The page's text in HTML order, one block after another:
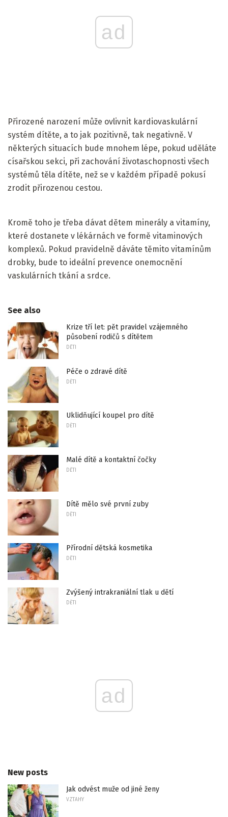
ad
Přirozené narození může ovlivnit kardiovaskulární
systém dítěte, a to jak pozitivně, tak negativně. V
některých situacích bude mnohem lépe, pokud uděláte
císařskou sekci, při zachování životaschopnosti všech
systémů těla dítěte, než se v každém případě pokusí
zrodit přirozenou cestou.
Kromě toho je třeba dávat dětem minerály a vitamíny,
které dostanete v lékárnách ve formě vitaminových
komplexů. Pokud pravidelně dáváte těmito vitamínům
drobky, bude to ideální prevence onemocnění
vaskulárních tkání a srdce.
See also
Krize tří let: pět pravidel vzájemného
působení rodičů s dítětem
DĚTI
Péče o zdravé dítě
DĚTI
Uklidňující koupel pro dítě
DĚTI
Malé dítě a kontaktní čočky
DĚTI
Dítě mělo své první zuby
DĚTI
Přírodní dětská kosmetika
DĚTI
Zvýšený intrakraniální tlak u dětí
DĚTI
ad
New posts
Jak odvést muže od jiné ženy
VZTAHY